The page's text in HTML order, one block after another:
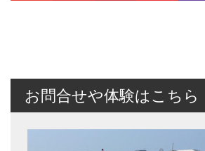
お問合せや体験はこちら